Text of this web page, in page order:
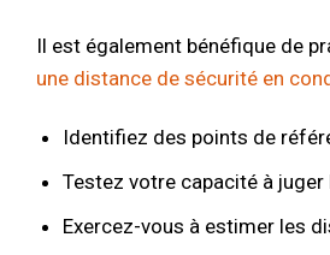
Il est également bénéfique de
une distance de sécurité en
Identifiez des points de
Testez votre capacité à
Exercez-vous à estimer les